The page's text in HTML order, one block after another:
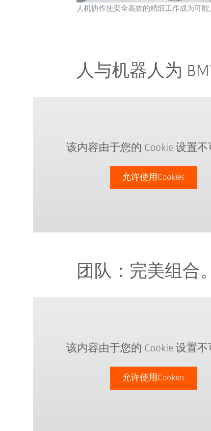
人机协作使安全高效的精细工作成为可能
人与机器人为
该内容由于您的 Cookie 设置不
允许使用Cookies
团队：完美组合
该内容由于您的 Cookie 设置不
允许使用Cookies